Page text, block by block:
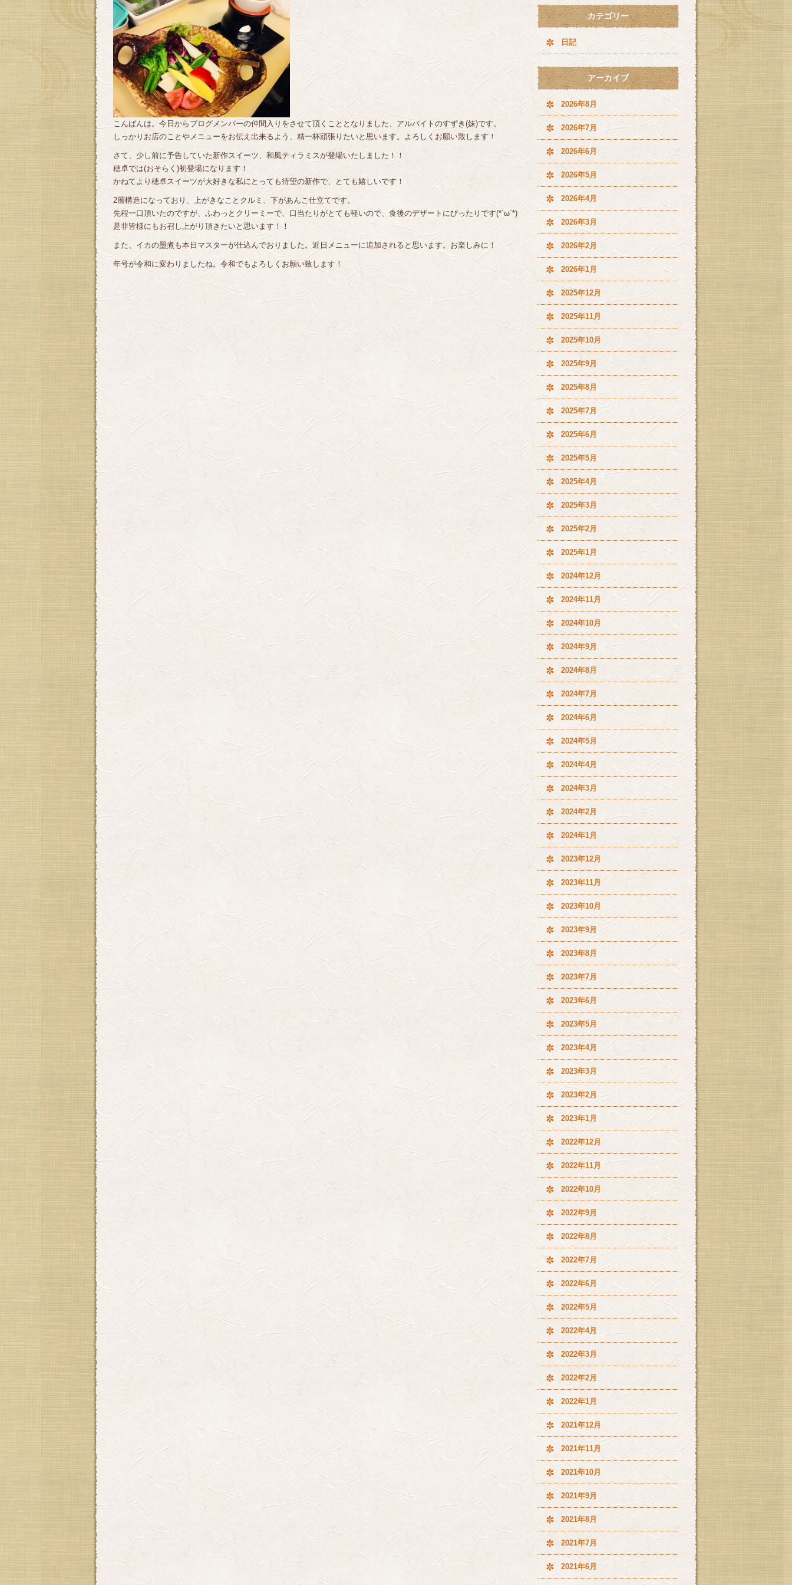
こんばんは。今日からブログメンバーの仲間入りをさせて頂くこととなりました、アルバイトのすずき(妹)です。
しっかりお店のことやメニューをお伝え出来るよう、精一杯頑張りたいと思います。よろしくお願い致します！
さて、少し前に予告していた新作スイーツ、和風ティラミスが登場いたしました！！
穂卓では(おそらく)初登場になります！
かねてより穂卓スイーツが大好きな私にとっても待望の新作で、とても嬉しいです！
2層構造になっており、上がきなことクルミ、下があんこ仕立てです。
先程一口頂いたのですが、ふわっとクリーミーで、口当たりがとても軽いので、食後のデザートにぴったりです(*´ω`*)
是非皆様にもお召し上がり頂きたいと思います！！
また、イカの墨煮も本日マスターが仕込んでおりました。近日メニューに追加されると思います。お楽しみに！
年号が令和に変わりましたね。令和でもよろしくお願い致します！
カテゴリー
日記
アーカイブ
2026年8月
2026年7月
2026年6月
2026年5月
2026年4月
2026年3月
2026年2月
2026年1月
2025年12月
2025年11月
2025年10月
2025年9月
2025年8月
2025年7月
2025年6月
2025年5月
2025年4月
2025年3月
2025年2月
2025年1月
2024年12月
2024年11月
2024年10月
2024年9月
2024年8月
2024年7月
2024年6月
2024年5月
2024年4月
2024年3月
2024年2月
2024年1月
2023年12月
2023年11月
2023年10月
2023年9月
2023年8月
2023年7月
2023年6月
2023年5月
2023年4月
2023年3月
2023年2月
2023年1月
2022年12月
2022年11月
2022年10月
2022年9月
2022年8月
2022年7月
2022年6月
2022年5月
2022年4月
2022年3月
2022年2月
2022年1月
2021年12月
2021年11月
2021年10月
2021年9月
2021年8月
2021年7月
2021年6月